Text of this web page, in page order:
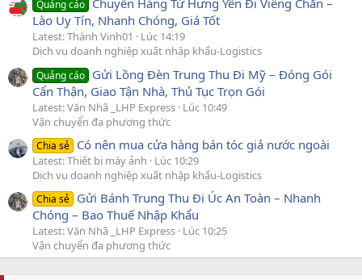
Quảng cáo Chuyển Hàng Từ Hưng Yên Đi Viêng Chăn –
Lào Uy Tín, Nhanh Chóng, Giá Tốt
Latest: Thành Vinh01
Lúc 14:19
Dịch vụ doanh nghiệp xuất nhập khẩu-Logistics
Quảng cáo Gửi Lồng Đèn Trung Thu Đi Mỹ – Đóng Gói
Cẩn Thận, Giao Tận Nhà, Thủ Tục Trọn Gói
Latest: Văn Nhã _LHP Express Lúc 10:49
Vận chuyển đa phương thức
Chia sẻ Có nên mua cửa hàng bán tóc giả nước ngoài
Latest: Thiết bị máy ảnh
Lúc 10:29
Dịch vụ doanh nghiệp xuất nhập khẩu-Logistics
Chia sẻ Gửi Bánh Trung Thu Đi Úc An Toàn – Nhanh
Chóng – Bao Thuế Nhập Khẩu
Latest: Văn Nhã _LHP Express Lúc 10:25
Vận chuyển đa phương thức